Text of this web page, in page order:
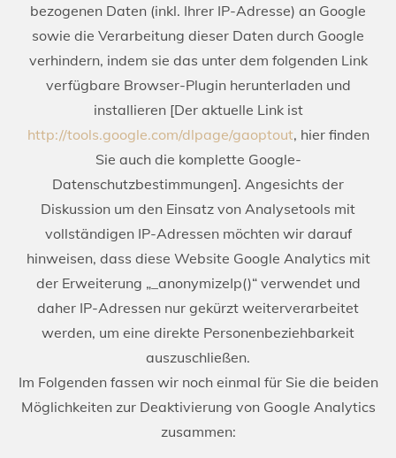
bezogenen Daten (inkl. Ihrer IP-Adresse) an Google
sowie die Verarbeitung dieser Daten durch Google
verhindern, indem sie das unter dem folgenden Link
verfügbare Browser-Plugin herunterladen und
installieren [Der aktuelle Link ist
http://tools.google.com/dlpage/gaoptout, hier finden
Sie auch die komplette Google-
Datenschutzbestimmungen]. Angesichts der
Diskussion um den Einsatz von Analysetools mit
vollständigen IP-Adressen möchten wir darauf
hinweisen, dass diese Website Google Analytics mit
der Erweiterung „_anonymizeIp()“ verwendet und
daher IP-Adressen nur gekürzt weiterverarbeitet
werden, um eine direkte Personenbeziehbarkeit
auszuschließen.
Im Folgenden fassen wir noch einmal für Sie die beiden
Möglichkeiten zur Deaktivierung von Google Analytics
zusammen: